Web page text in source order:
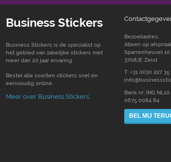
Business Stickers
Business Stickers is de specialist op
het gebied van zakelijke stickers met
meer dan 20 jaar ervaring.
Bestel alle soorten stickers snel en
eenvoudig online.
Meer over Business Stickers
Bezoekadres:
Alleen op
Sparrenheuvel 10
3708JE Zeist
T: +31 (0)30 227
Bank nr: ING NL10
0675 0084 84
BEL MIJ